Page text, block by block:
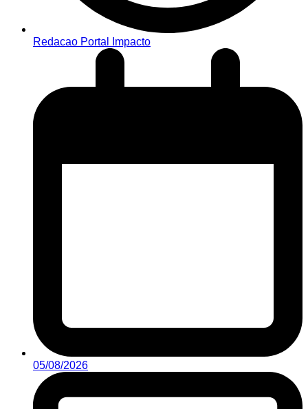
Redacao Portal Impacto
05/08/2026